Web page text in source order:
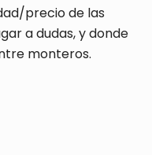
precio de las
a dudas, y donde
monteros.